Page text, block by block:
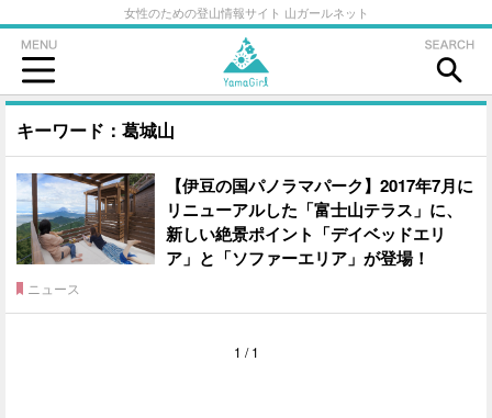
女性のための登山情報サイト 山ガールネット
キーワード：葛城山
【伊豆の国パノラマパーク】2017年7月に
リニューアルした「富士山テラス」に、
新しい絶景ポイント「デイベッドエリ
ア」と「ソファーエリア」が登場！
ニュース
1 / 1